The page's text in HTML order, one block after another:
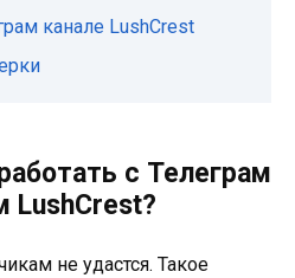
канале LushCrest
с Телеграм
LushCrest?
не удастся. Такое